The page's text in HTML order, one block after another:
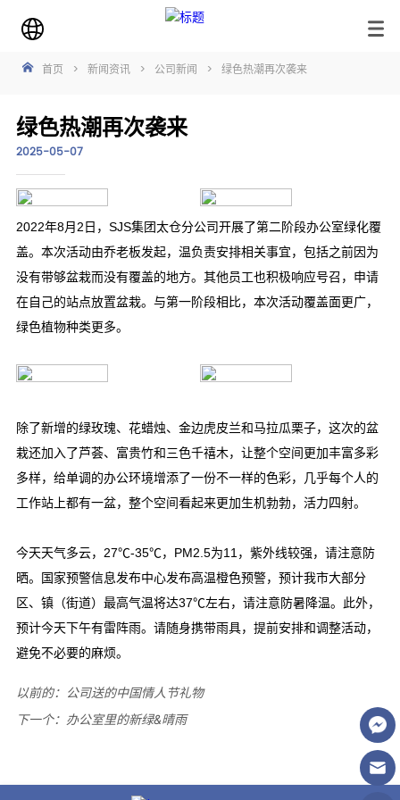
首页 > 新闻资讯 > 公司新闻 > 绿色热潮再次袭来
绿色热潮再次袭来
2025-05-07
以前的： 公司送的中国情人节礼物
下一个： 办公室里的新绿&晴雨